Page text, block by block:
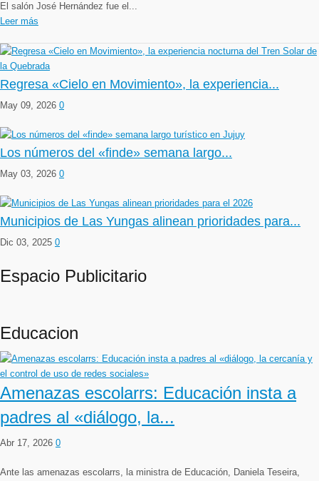
El salón José Hernández fue el...
Leer más
Regresa «Cielo en Movimiento», la experiencia...
May 09, 2026 0
Los números del «finde» semana largo...
May 03, 2026 0
Municipios de Las Yungas alinean prioridades para...
Dic 03, 2025 0
Espacio Publicitario
Educacion
Amenazas escolarrs: Educación insta a
padres al «diálogo, la...
Abr 17, 2026 0
Ante las amenazas escolarrs, la ministra de Educación, Daniela Teseira,